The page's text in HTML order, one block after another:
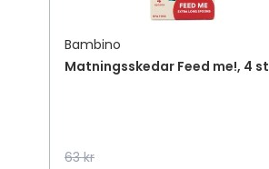
Bambino
Matningsskedar Feed me!, 4 st
63 kr